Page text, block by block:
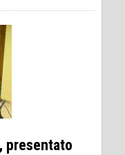
presentato